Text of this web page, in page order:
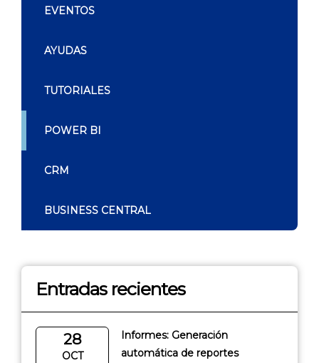
EVENTOS
AYUDAS
TUTORIALES
POWER BI
CRM
BUSINESS CENTRAL
Entradas recientes
28
OCT
Informes: Generación
automática de reportes